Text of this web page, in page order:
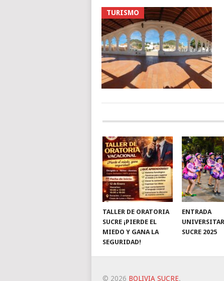
TURISMO
TALLER DE ORATORIA
SUCRE ¡PIERDE EL
MIEDO Y GANA LA
SEGURIDAD!
ENTRADA
SUCRE 2025
© 2026 BOLIVIA SUCRE.